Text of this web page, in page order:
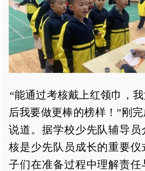
“能通过考核戴上红领巾，
后我要做更棒的榜样！”刚
说道。据学校少先队辅导员
核是少先队员成长的重要仪
子们在准备过程中理解责任